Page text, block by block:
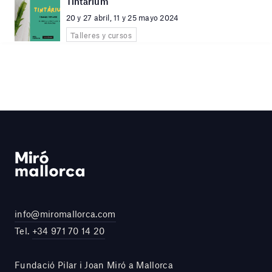
20 y 27 abril, 11 y 25 mayo 2024
Talleres y cursos
info@miromallorca.com
Tel. +34 971 70 14 20
Fundació Pilar i Joan Miró a Mallorca